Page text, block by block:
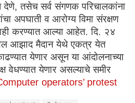
तसेच सर्व संगणक परिचालकांना
अपघाती व आरोग्य विमा संरक्षण
करण्यात आल्या आहेत. दि. २४
आझाद मैदान येथे एकत्र येत
येणार असून या आंदोलनाच्या
वेधण्यात येणार असल्याचे समीर
operators’ protest